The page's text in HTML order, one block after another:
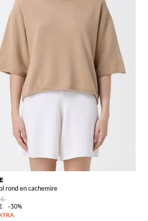
rond en cachemire
€
-30%